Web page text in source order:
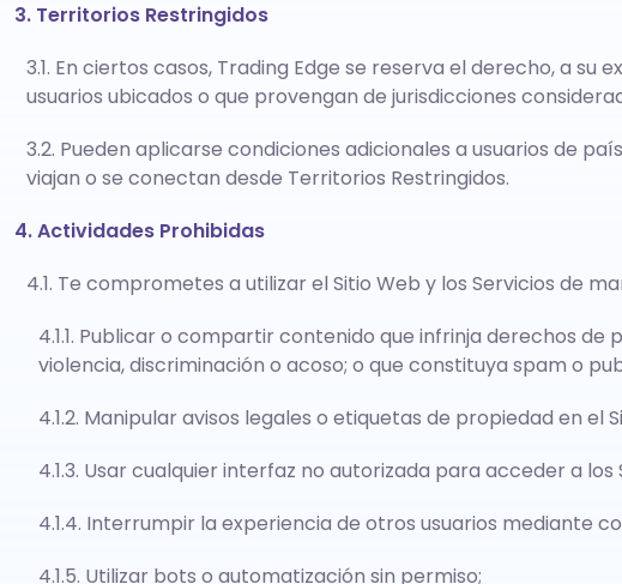
3. Territorios Restringidos
3.1. En ciertos casos, Trading Edge se reserva el derecho, a
usuarios ubicados o que provengan de jurisdicciones
3.2. Pueden aplicarse condiciones adicionales a usuarios de
viajan o se conectan desde Territorios Restringidos.
4. Actividades Prohibidas
4.1. Te comprometes a utilizar el Sitio Web y los Servicios de
4.1.1. Publicar o compartir contenido que infrinja derechos
violencia, discriminación o acoso; o que constituya spam o
4.1.2. Manipular avisos legales o etiquetas de propiedad en el
4.1.3. Usar cualquier interfaz no autorizada para acceder a los
4.1.4. Interrumpir la experiencia de otros usuarios mediante
4.1.5. Utilizar bots o automatización sin permiso;